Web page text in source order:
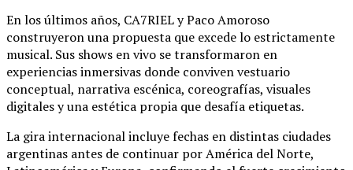
En los últimos años, CA7RIEL y Paco Amoroso
construyeron una propuesta que excede lo estrictamente
musical. Sus shows en vivo se transformaron en
experiencias inmersivas donde conviven vestuario
conceptual, narrativa escénica, coreografías, visuales
digitales y una estética propia que desafía etiquetas.
La gira internacional incluye fechas en distintas ciudades
argentinas antes de continuar por América del Norte,